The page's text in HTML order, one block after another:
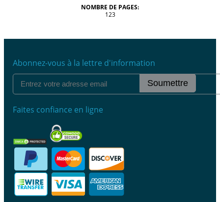
NOMBRE DE PAGES:
123
Abonnez-vous à la lettre d'information
Soumettre
Faites confiance en ligne